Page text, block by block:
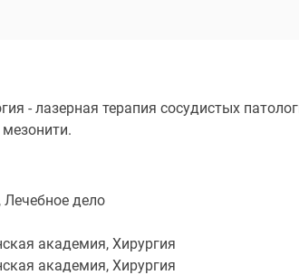
- лазерная терапия сосудистых
дело
академия, Хирургия
академия, Хирургия